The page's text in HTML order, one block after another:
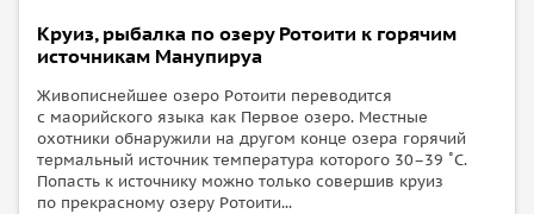
Круиз, рыбалка по озеру Ротоити к горячим
источникам Манупируа
Живописнейшее озеро Ротоити переводится
с маорийского языка как Первое озеро. Местные
охотники обнаружили на другом конце озера горячий
термальный источник температура которого 30–39 ˚C.
Попасть к источнику можно только совершив круиз
по прекрасному озеру Ротоити...